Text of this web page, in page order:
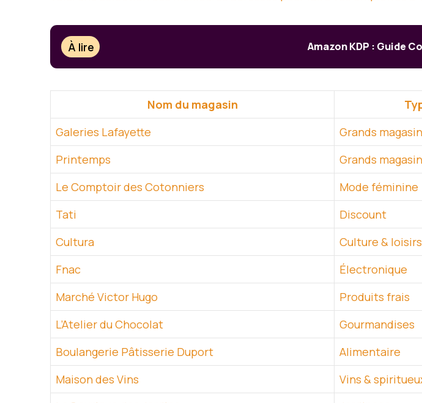
À lire Amazon KDP : Guide
Nom du magasin
Galeries Lafayette
Grands
Printemps
Grands
Le Comptoir des Cotonniers
Mode féminine
Tati
Discount
Cultura
Culture & loisirs
Fnac
Électronique
Marché Victor Hugo
Produits frais
L’Atelier du Chocolat
Gourmandises
Boulangerie Pâtisserie Duport
Alimentaire
Maison des Vins
Vins &